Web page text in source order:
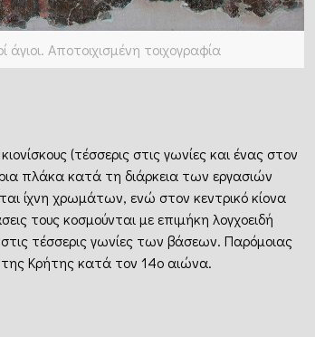
άγιοι. Αποτοιχισμένη τοιχογραφία
(τέσσερις στις γωνίες και ένας στον
πλάκα κατά τη διάρκεια των εργασιών
ίχνη χρωμάτων, ενώ στον κεντρικό κίονα
τους κοσμούνται με επιμήκη λογχοειδή
τέσσερις γωνίες των βάσεων. Παρόμοιας
Κρήτης κατά τον 14ο αιώνα.